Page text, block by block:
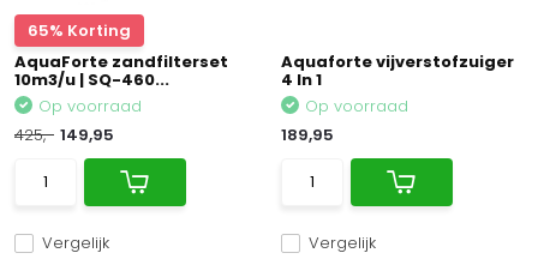
65% Korting
AquaForte zandfilterset
10m3/u | SQ-460...
Vergelijk
Op voorraad
425,- 149,95
Aquaforte vijverstofzuiger
4 In 1
Vergelijk
Op voorraad
189,95